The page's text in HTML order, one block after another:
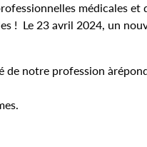
médicales et
! Le 23 avril 2024, un
notre profession